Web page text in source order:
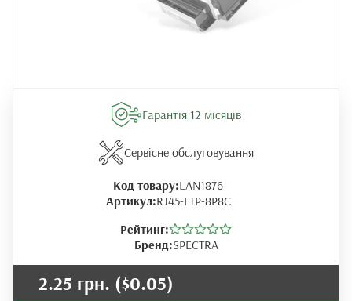
Гарантія 12 місяців
Сервісне обслуговування
Код товару:LAN1876
Артикул:RJ45-FTP-8P8C
Рейтинг:
Бренд:SPECTRA
2.25 грн. ($0.05)